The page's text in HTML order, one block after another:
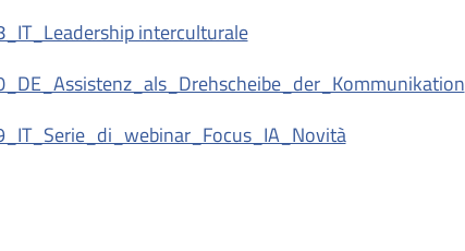
interculturale